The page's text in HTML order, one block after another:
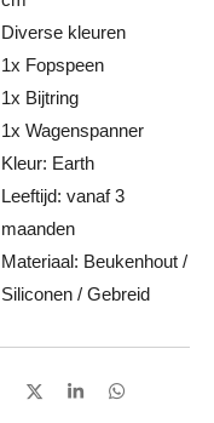
Diverse kleuren
1x Fopspeen
1x Bijtring
1x Wagenspanner
Kleur: Earth
Leeftijd: vanaf 3
maanden
Materiaal: Beukenhout /
Siliconen / Gebreid
D
S
D